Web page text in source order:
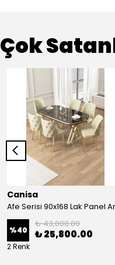
Çok
Canisa
%40
₺ 43,000.00
₺ 25,800.00
2 Renk